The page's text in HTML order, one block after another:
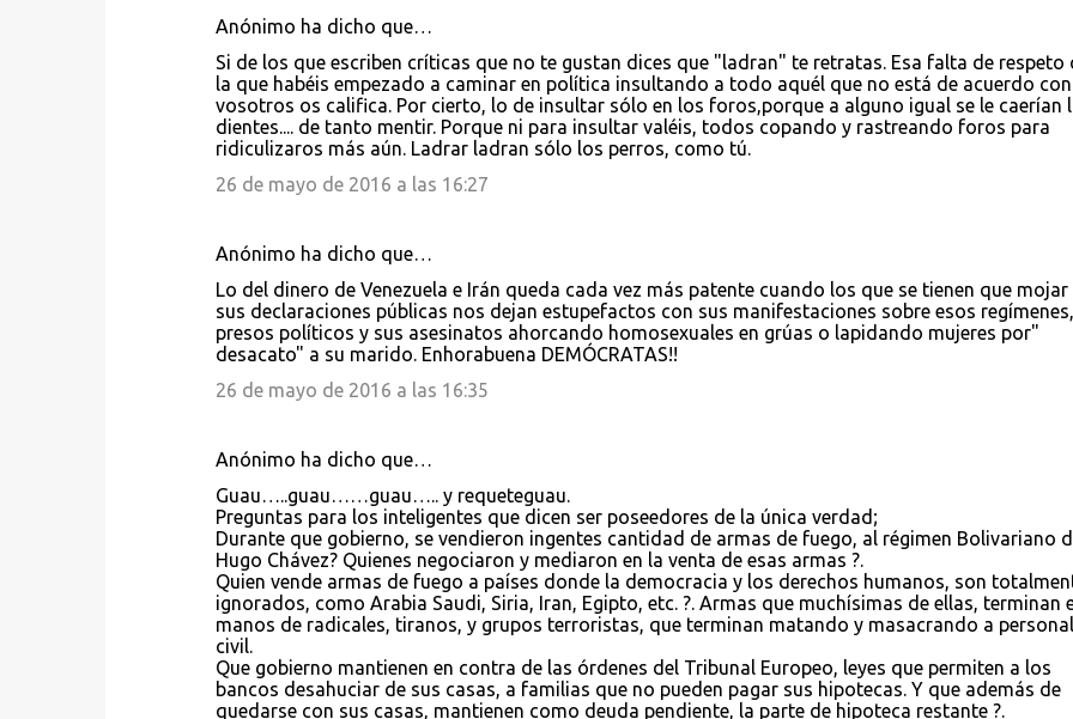
Anónimo ha dicho que…
Si de los que escriben críticas que no te gustan dices que "ladran" te retratas. Esa falta de respeto
la que habéis empezado a caminar en política insultando a todo aquél que no está de acuerdo con
vosotros os califica. Por cierto, lo de insultar sólo en los foros,porque a alguno igual se le caerían
dientes.... de tanto mentir. Porque ni para insultar valéis, todos copando y rastreando foros para
ridiculizaros más aún. Ladrar ladran sólo los perros, como tú.
26 de mayo de 2016 a las 16:27
Anónimo ha dicho que…
Lo del dinero de Venezuela e Irán queda cada vez más patente cuando los que se tienen que mojar
sus declaraciones públicas nos dejan estupefactos con sus manifestaciones sobre esos
presos políticos y sus asesinatos ahorcando homosexuales en grúas o lapidando mujeres por"
desacato" a su marido. Enhorabuena DEMÓCRATAS!!
26 de mayo de 2016 a las 16:35
Anónimo ha dicho que…
Guau…..guau……guau….. y requeteguau.
Preguntas para los inteligentes que dicen ser poseedores de la única verdad;
Durante que gobierno, se vendieron ingentes cantidad de armas de fuego, al régimen Bolivariano
Hugo Chávez? Quienes negociaron y mediaron en la venta de esas armas ?.
Quien vende armas de fuego a países donde la democracia y los derechos humanos, son
ignorados, como Arabia Saudi, Siria, Iran, Egipto, etc. ?. Armas que muchísimas de ellas, terminan
manos de radicales, tiranos, y grupos terroristas, que terminan matando y masacrando a personal
civil.
Que gobierno mantienen en contra de las órdenes del Tribunal Europeo, leyes que permiten a los
bancos desahuciar de sus casas, a familias que no pueden pagar sus hipotecas. Y que además de
quedarse con sus casas, mantienen como deuda pendiente, la parte de hipoteca restante ?.